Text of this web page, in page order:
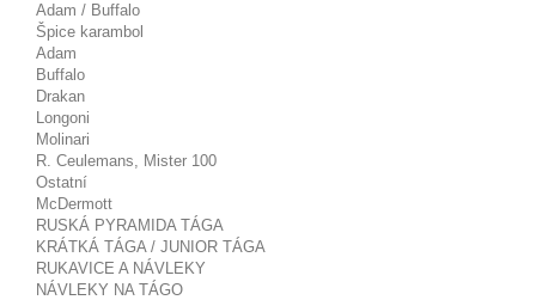
Adam / Buffalo
Špice karambol
Adam
Buffalo
Drakan
Longoni
Molinari
R. Ceulemans, Mister 100
Ostatní
McDermott
RUSKÁ PYRAMIDA TÁGA
KRÁTKÁ TÁGA / JUNIOR TÁGA
RUKAVICE A NÁVLEKY
NÁVLEKY NA TÁGO